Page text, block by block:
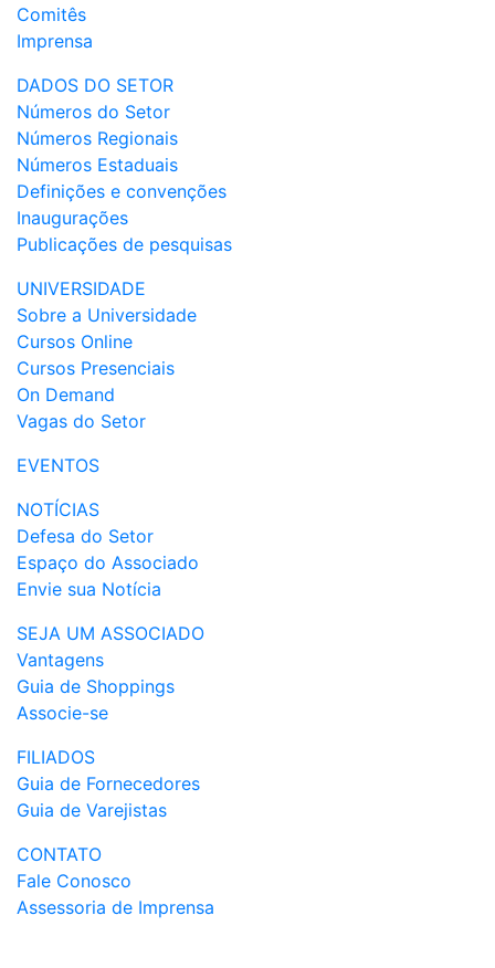
Comitês
Imprensa
DADOS DO SETOR
Números do Setor
Números Regionais
Números Estaduais
Definições e convenções
Inaugurações
Publicações de pesquisas
UNIVERSIDADE
Sobre a Universidade
Cursos Online
Cursos Presenciais
On Demand
Vagas do Setor
EVENTOS
NOTÍCIAS
Defesa do Setor
Espaço do Associado
Envie sua Notícia
SEJA UM ASSOCIADO
Vantagens
Guia de Shoppings
Associe-se
FILIADOS
Guia de Fornecedores
Guia de Varejistas
CONTATO
Fale Conosco
Assessoria de Imprensa